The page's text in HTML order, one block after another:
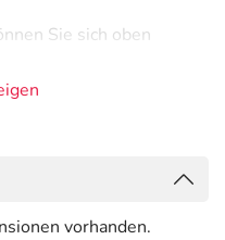
Sie sich oben
vorhanden.